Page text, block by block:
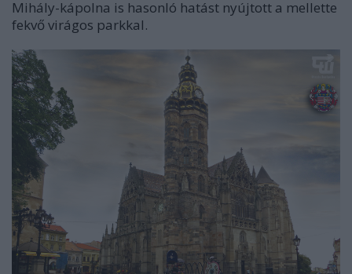
Mihály-kápolna is hasonló hatást nyújtott a mellette
fekvő virágos parkkal.